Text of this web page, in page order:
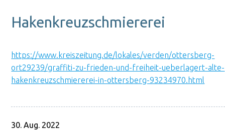
Hakenkreuzschmiererei
https://www.kreiszeitung.de/lokales/verden/ottersberg-
ort29239/graffiti-zu-frieden-und-freiheit-ueberlagert-alte-
hakenkreuzschmiererei-in-ottersberg-93234970.html
30. Aug. 2022